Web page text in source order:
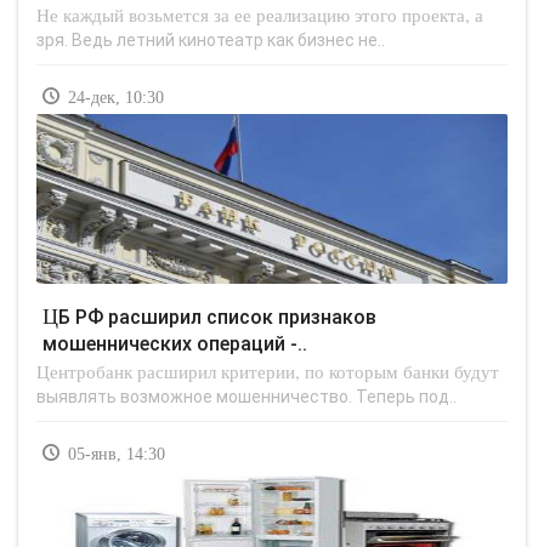
Не каждый возьмется за ее реализацию этого проекта, а
зря. Ведь летний кинотеатр как бизнес не..
24-дек, 10:30
ЦБ РФ расширил список признаков
мошеннических операций -..
Центробанк расширил критерии, по которым банки будут
выявлять возможное мошенничество. Теперь под..
05-янв, 14:30